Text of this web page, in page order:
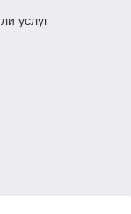
услуг